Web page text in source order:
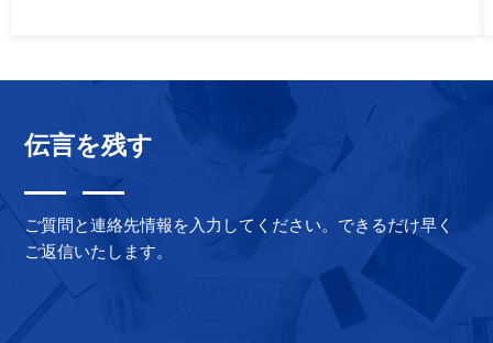
伝言を残す
ご質問と連絡先情報を入力してください。できるだけ早く
ご返信いたします。